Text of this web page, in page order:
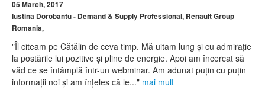
05 March, 2017
Iustina Dorobantu - Demand & Supply Professional, Renault Group
Romania,
"Îl citeam pe Cătălin de ceva timp. Mă uitam lung și cu admirație
la postările lui pozitive și pline de energie. Apoi am încercat să
văd ce se întâmplă într-un webminar. Am adunat puțin cu puțin
informații noi și am înțeles că le..." mai mult